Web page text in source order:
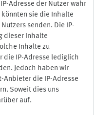
Adresse der Nutzer wahr
könnten sie die Inhalte
senden. Die IP-
dieser Inhalte
Inhalte zu
die IP-Adresse lediglich
Jedoch haben wir
Anbieter die IP-Adresse
Soweit dies uns
auf.